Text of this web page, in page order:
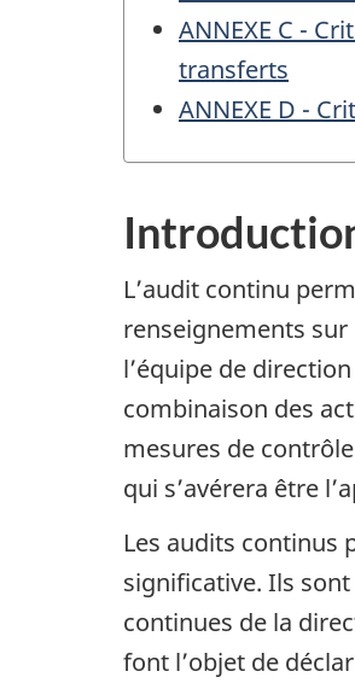
ANNEXE C -
transferts
ANNEXE D -
L’audit continu
renseignements
l’équipe de
combinaison des
mesures de
qui s’avérera être
Les audits continus
significative. Ils
continues de la
font l’objet de